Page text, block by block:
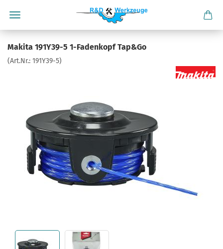
Makita 191Y39-5 1-Fadenkopf Tap&Go
(Art.Nr.: 191Y39-5)